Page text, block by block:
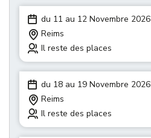
du 11 au 12 Novembre 2026
Reims
Il reste des places
du 18 au 19 Novembre 2026
Reims
Il reste des places